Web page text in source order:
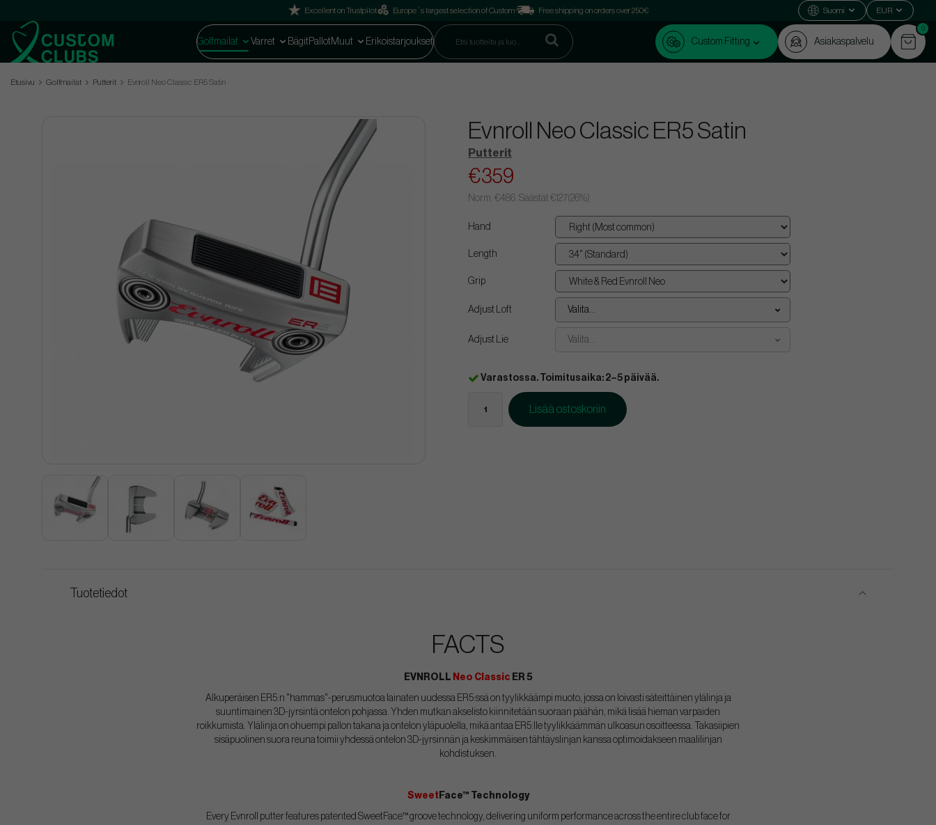
Excellent on Trustpilot Europe´s largest selection of Custom Free shipping on orders over 250€ Suomi EUR
Golfmailat Varret Bägit Pallot Muut Erikoistarjoukset Custom Fitting Asiakaspalvelu
0
Etusivu Golfmailat Putterit Evnroll Neo Classic ER5 Satin
Evnroll Neo Classic ER5 Satin
Putterit
€359
Norm. €486. Säästät €127(26%)
Hand
Length
Grip
Adjust Loft Valita...
Adjust Lie Valita...
Varastossa. Toimitusaika: 2–5 päivää.
Lisää ostoskoriin
Tuotetiedot
FACTS
EVNROLL Neo Classic ER 5
Alkuperäisen ER5:n "hammas"-perusmuotoa lainaten uudessa ER5:ssä on tyylikkäämpi muoto, jossa on loivasti säteittäinen ylälinja ja
suuntimainen 3D-jyrsintä ontelon pohjassa. Yhden mutkan akselisto kiinnitetään suoraan päähän, mikä lisää hieman varpaiden
roikkumista. Ylälinja on ohuempi pallon takana ja ontelon yläpuolella, mikä antaa ER5:lle tyylikkäämmän ulkoasun osoitteessa. Takasiipien
sisäpuolinen suora reuna toimii yhdessä ontelon 3D-jyrsinnän ja keskimmäisen tähtäyslinjan kanssa optimoidakseen maalilinjan
kohdistuksen.
Sweet Face™ Technology
Every Evnroll putter features patented SweetFace™ groove technology, delivering uniform performance across the entire club face for